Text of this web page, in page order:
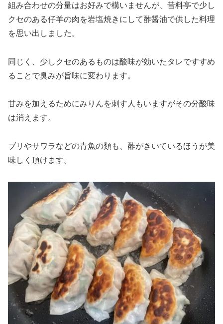
組み合わせの分量はお好みで構いませんが、昔料亭で少し
クセのある仔羊の肉を岩塩焼きにして酢醤油で供した料理
を思い出しました。
同じく、少しクセのあるものは酸味が効いたタレですすめ
ることで臭みが旨味に変わります。
甘みを加えるためにみりんを刺す人もいますがその分酸味
は消えます。
ブリやサワラなどの青魚の類も、酢がきいているほうが美
味しく頂けます。